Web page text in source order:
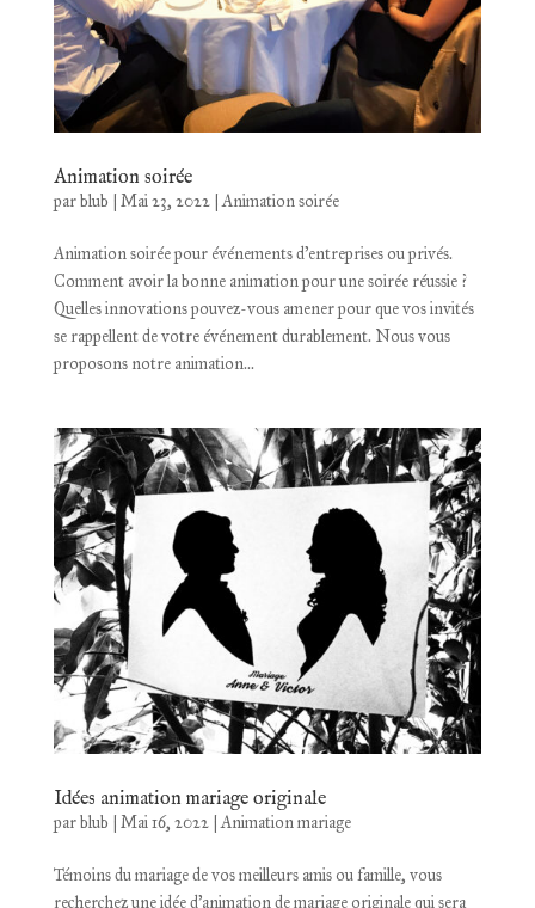
Animation soirée
parblub Mai 23, 2022|Animation soirée
Animation soirée pour événements d’entreprises ou privés.
Comment avoir la bonne animation pour une soirée réussie ?
Quelles innovations pouvez-vous amener pour que vos invités
se rappellent de votre événement durablement. Nous vous
proposons notre animation...
Idées animation mariage originale
parblub Mai 16, 2022|Animation mariage
Témoins du mariage de vos meilleurs amis ou famille, vous
recherchez une idée d’animation de mariage originale qui sera